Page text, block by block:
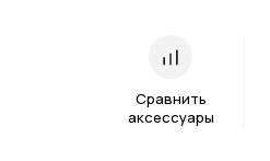
Сравнить
аксессуары